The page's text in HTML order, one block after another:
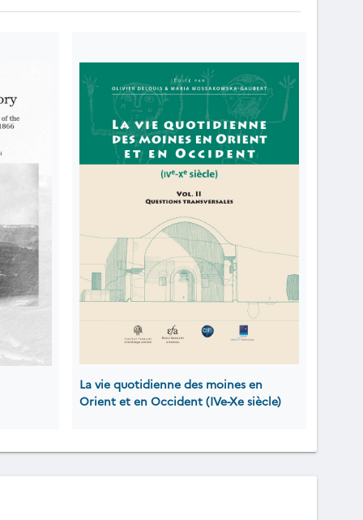
La vie quotidienne des moines en
Orient et en Occident (IVe-Xe siècle)